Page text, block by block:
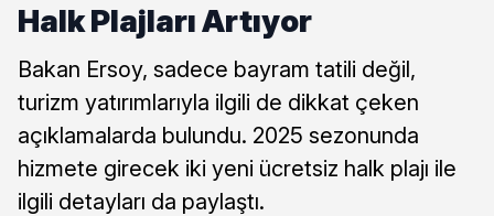
Halk Plajları Artıyor
Bakan Ersoy, sadece bayram tatili değil,
turizm yatırımlarıyla ilgili de dikkat çeken
açıklamalarda bulundu. 2025 sezonunda
hizmete girecek iki yeni ücretsiz halk plajı ile
ilgili detayları da paylaştı.